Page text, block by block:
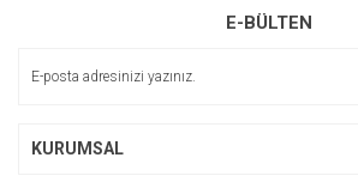
Ürün açıklamasında eksik bilgiler bulunuyor.
E-BÜLTEN
KURUMSAL